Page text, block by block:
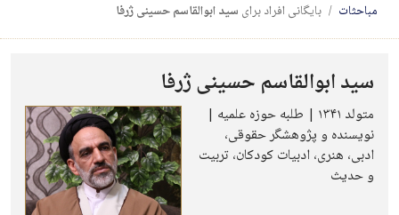
مباحثات بایگانی افراد برای سید ابوالقاسم حسینی ژرفا
سید ابوالقاسم حسینی ژرفا
متولد ۱۳۴۱ | طلبه حوزه علمیه |
نویسنده و پژوهشگر حقوقی،
ادبی، هنری، ادبیات کودکان، تربیت
و حدیث